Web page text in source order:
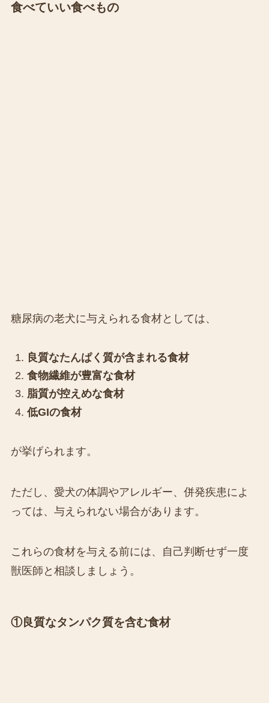
食べていい食べもの
糖尿病の老犬に与えられる食材としては、
良質なたんぱく質が含まれる食材
食物繊維が豊富な食材
脂質が控えめな食材
低GIの食材
が挙げられます。
ただし、愛犬の体調やアレルギー、併発疾患によ
っては、与えられない場合があります。
これらの食材を与える前には、自己判断せず一度
獣医師と相談しましょう。
①良質なタンパク質を含む食材